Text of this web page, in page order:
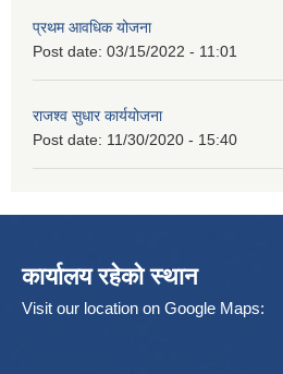
प्रथम आवधिक योजना
Post date: 03/15/2022 - 11:01
राजश्व सुधार कार्ययोजना
Post date: 11/30/2020 - 15:40
कार्यालय रहेको स्थान
Visit our location on Google Maps: